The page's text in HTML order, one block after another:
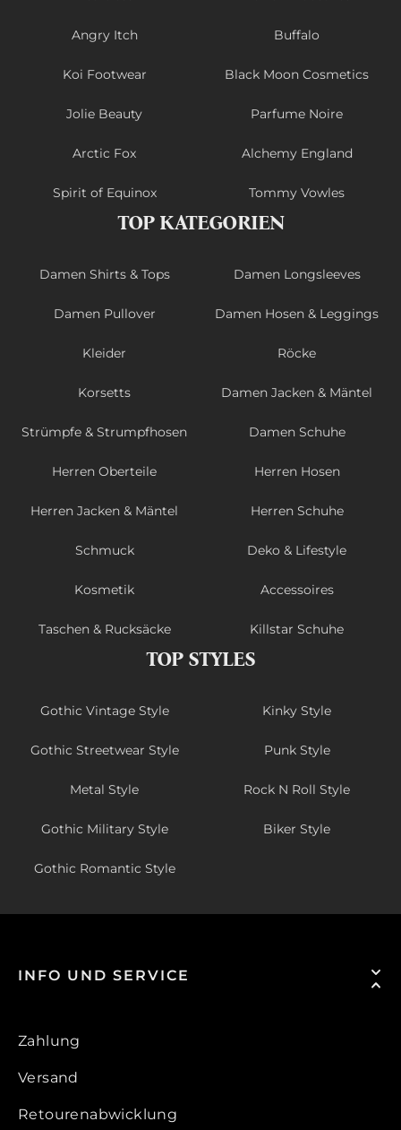
Angry Itch Buffalo
Koi Footwear Black Moon Cosmetics
Jolie Beauty Parfume Noire
Arctic Fox Alchemy England
Spirit of Equinox Tommy Vowles
TOP KATEGORIEN
Damen Shirts & Tops Damen Longsleeves
Damen Pullover Damen Hosen & Leggings
Kleider Röcke
Korsetts Damen Jacken & Mäntel
Strümpfe & Strumpfhosen Damen Schuhe
Herren Oberteile Herren Hosen
Herren Jacken & Mäntel Herren Schuhe
Schmuck Deko & Lifestyle
Kosmetik Accessoires
Taschen & Rucksäcke Killstar Schuhe
TOP STYLES
Gothic Vintage Style Kinky Style
Gothic Streetwear Style Punk Style
Metal Style Rock N Roll Style
Gothic Military Style Biker Style
Gothic Romantic Style
INFO UND SERVICE
Zahlung
Versand
Retourenabwicklung